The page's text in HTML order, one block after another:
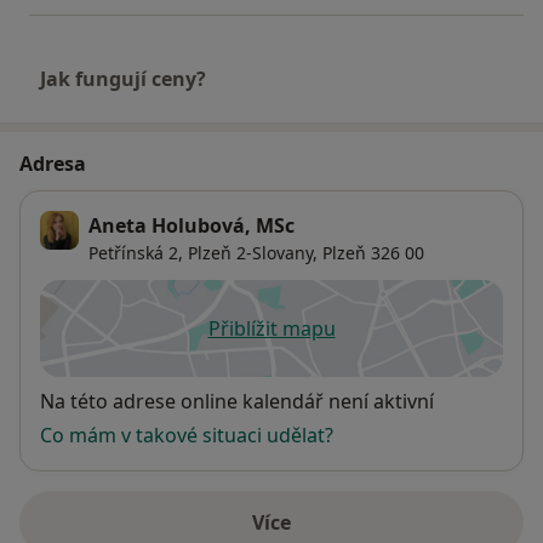
Jak fungují ceny?
Adresa
Aneta Holubová, MSc
Petřínská 2, Plzeň 2-Slovany, Plzeň 326 00
Přiblížit mapuse otevře v nové záložce
Dostupnost
Na této adrese online kalendář není aktivní
Co mám v takové situaci udělat?
Víceo adrese